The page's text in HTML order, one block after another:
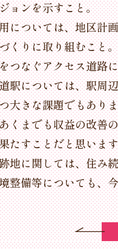
ョンを示すこと。
については、地区計
くりに取り組むこと。
つなぐアクセス道路
駅については、駅周
大きな課題でもあり
くまでも収益の改善
たすことだと思いま
地に関しては、住み
整備等についても、